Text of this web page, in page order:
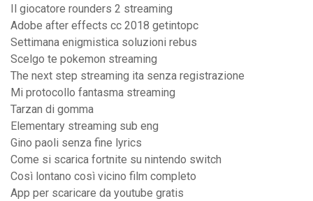
Il giocatore rounders 2 streaming
Adobe after effects cc 2018 getintopc
Settimana enigmistica soluzioni rebus
Scelgo te pokemon streaming
The next step streaming ita senza registrazione
Mi protocollo fantasma streaming
Tarzan di gomma
Elementary streaming sub eng
Gino paoli senza fine lyrics
Come si scarica fortnite su nintendo switch
Così lontano così vicino film completo
App per scaricare da youtube gratis